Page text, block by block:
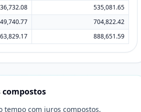
36,732.08
535,081.65
49,740.77
704,822.42
63,829.17 888,651.59
tempo com juros compostos,